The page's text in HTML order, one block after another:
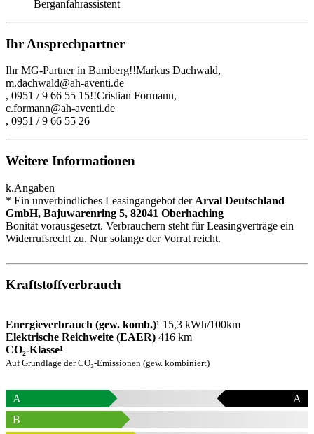
Berganfahrassistent
Ihr Ansprechpartner
Ihr MG-Partner in Bamberg!!Markus Dachwald,
m.dachwald@ah-aventi.de
, 0951 / 9 66 55 15!!Cristian Formann,
c.formann@ah-aventi.de
, 0951 / 9 66 55 26
Weitere Informationen
k.Angaben
* Ein unverbindliches Leasingangebot der Arval Deutschland
GmbH, Bajuwarenring 5, 82041 Oberhaching
Bonität vorausgesetzt. Verbrauchern steht für Leasingverträge ein
Widerrufsrecht zu. Nur solange der Vorrat reicht.
Kraftstoffverbrauch
Energieverbrauch (gew. komb.)¹ 15,3 kWh/100km
Elektrische Reichweite (EAER) 416 km
CO₂-Klasse¹
Auf Grundlage der CO₂-Emissionen (gew. kombiniert)
A
A
B